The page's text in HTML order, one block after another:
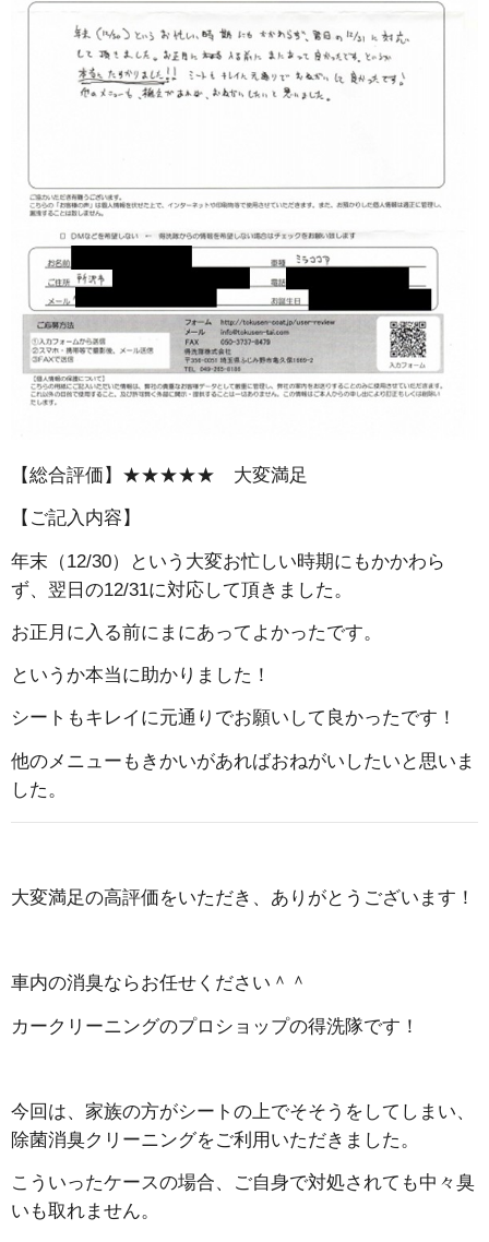
【総合評価】★★★★★ 大変満足
【ご記入内容】
年末（12/30）という大変お忙しい時期にもかかわら
ず、翌日の12/31に対応して頂きました。
お正月に入る前にまにあってよかったです。
というか本当に助かりました！
シートもキレイに元通りでお願いして良かったです！
他のメニューもきかいがあればおねがいしたいと思いま
した。
大変満足の高評価をいただき、ありがとうございます！
車内の消臭ならお任せください＾＾
カークリーニングのプロショップの得洗隊です！
今回は、家族の方がシートの上でそそうをしてしまい、
除菌消臭クリーニングをご利用いただきました。
こういったケースの場合、ご自身で対処されても中々臭
いも取れません。